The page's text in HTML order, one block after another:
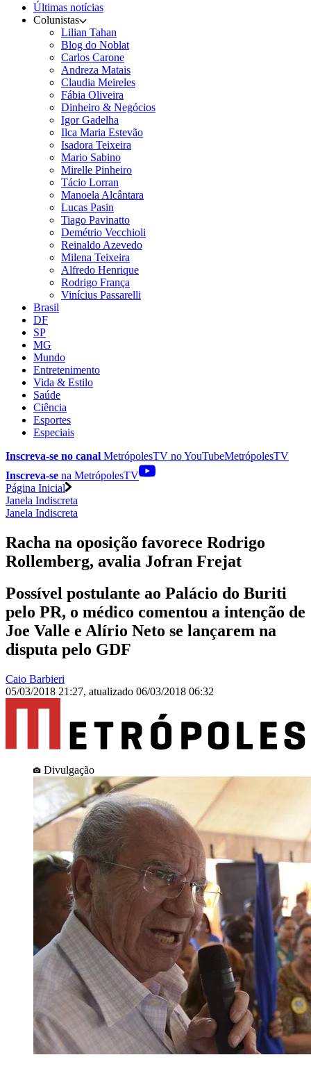
Últimas notícias
Colunistas
Lilian Tahan
Blog do Noblat
Carlos Carone
Andreza Matais
Claudia Meireles
Fábia Oliveira
Dinheiro & Negócios
Igor Gadelha
Ilca Maria Estevão
Isadora Teixeira
Mario Sabino
Mirelle Pinheiro
Tácio Lorran
Manoela Alcântara
Lucas Pasin
Tiago Pavinatto
Demétrio Vecchioli
Reinaldo Azevedo
Milena Teixeira
Alfredo Henrique
Rodrigo França
Vinícius Passarelli
Brasil
DF
SP
MG
Mundo
Entretenimento
Vida & Estilo
Saúde
Ciência
Esportes
Especiais
Inscreva-se no canal MetrópolesTV noYouTubeMetrópolesTV
Inscreva-se na MetrópolesTV
Página Inicial
Janela Indiscreta
Janela Indiscreta
Racha na oposição favorece Rodrigo
Rollemberg, avalia Jofran Frejat
Possível postulante ao Palácio do Buriti
pelo PR, o médico comentou a intenção de
Joe Valle e Alírio Neto se lançarem na
disputa pelo GDF
Caio Barbieri
05/03/2018 21:27, atualizado 06/03/2018 06:32
Divulgação